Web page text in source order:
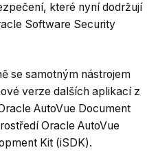
které nyní dodržují
Software Security
se samotným nástrojem
verze dalších aplikací z
AutoVue Document
Oracle AutoVue
Kit (iSDK).